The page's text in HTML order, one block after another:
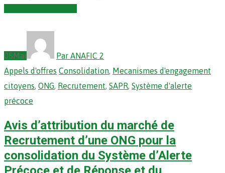
05Mai
Par ANAFIC 2
Appels d'offres Consolidation Mecanismes d'engagement
citoyens ONG Recrutement SAPR Système d'alerte
précoce
Avis d’attribution du marché de
Recrutement d’une ONG pour la
consolidation du Système d’Alerte